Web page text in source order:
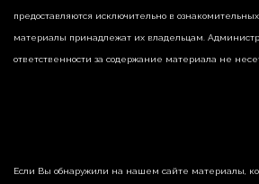
предоставляются исключительно в
материалы принадлежат их владельцам.
ответственности за содержание материала не
Если Вы обнаружили на нашем сайте материалы,